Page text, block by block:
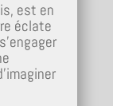
est en
éclate